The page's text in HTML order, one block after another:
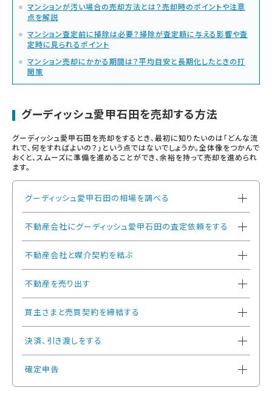
マンションが汚い場合の売却方法とは？売却時のポイントや注意
点を解説
マンション査定前に掃除は必要？掃除が査定額に与える影響や査
定時に見られるポイント
マンション売却にかかる期間は？平均目安と長期化したときの打
開策
グーディッシュ愛甲石田を売却する方法
グーディッシュ愛甲石田を売却をするとき、最初に知りたいのは「どんな流
れで、何をすればよいの？」という点ではないでしょうか。全体像をつかんで
おくと、スムーズに準備を進めることができ、余裕を持って売却を進められ
ます。
グーディッシュ愛甲石田の相場を調べる
不動産会社にグーディッシュ愛甲石田の査定依頼をする
不動産会社と媒介契約を結ぶ
不動産を売り出す
買主さまと売買契約を締結する
決済、引き渡しをする
確定申告